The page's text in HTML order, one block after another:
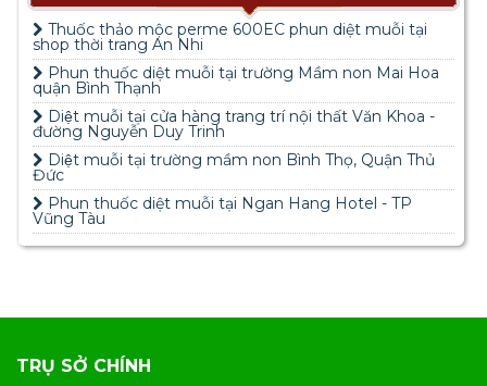
Thuốc thảo mộc perme 600EC phun diệt muỗi tại
shop thời trang An Nhi
Phun thuốc diệt muỗi tại trường Mầm non Mai Hoa
quận Bình Thạnh
Diệt muỗi tại cửa hàng trang trí nội thất Văn Khoa -
đường Nguyễn Duy Trinh
Diệt muỗi tại trường mầm non Bình Thọ, Quận Thủ
Đức
Phun thuốc diệt muỗi tại Ngan Hang Hotel - TP
Vũng Tàu
TRỤ SỞ CHÍNH